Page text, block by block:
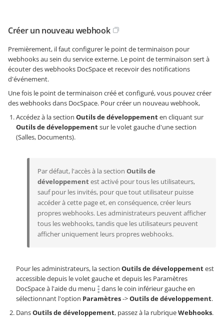
Créer un nouveau webhook
Premièrement, il faut configurer le point de terminaison pour
webhooks au sein du service externe. Le point de terminaison sert à
écouter des webhooks DocSpace et recevoir des notifications
d'événement.
Une fois le point de terminaison créé et configuré, vous pouvez créer
des webhooks dans DocSpace. Pour créer un nouveau webhook,
Accédez à la section Outils de développementen cliquant sur
Outils de développementsur le volet gauche d'une section
(Salles, Documents).
Par défaut, l'accès à la section Outils de
développementest activé pour tous les utilisateurs,
sauf pour les invités, pour que tout utilisateur puisse
accéder à cette page et, en conséquence, créer leurs
propres webhooks. Les administrateurs peuvent afficher
tous les webhooks, tandis que les utilisateurs peuvent
afficher uniquement leurs propres webhooks.
Pour les administrateurs, la section Outils de développementest
accessible depuis le volet gauche et depuis les Paramètres
DocSpace à l'aide du menu
dans le coin inférieur gauche en
sélectionnant l'option Paramètres->Outils de développement.
DansOutils de développement, passez à la rubriqueWebhooks.